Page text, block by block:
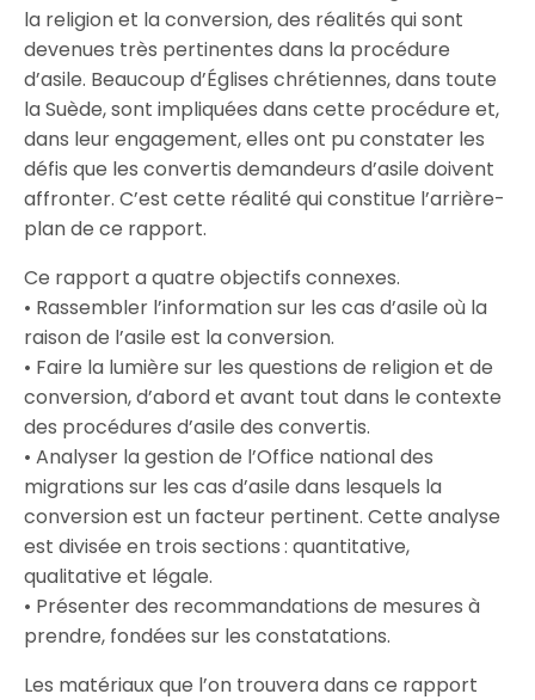
la religion et la conversion, des réalités qui sont
devenues très pertinentes dans la procédure
d’asile. Beaucoup d’Églises chrétiennes, dans toute
la Suède, sont impliquées dans cette procédure et,
dans leur engagement, elles ont pu constater les
défis que les convertis demandeurs d’asile doivent
affronter. C’est cette réalité qui constitue l’arrière-
plan de ce rapport.
Ce rapport a quatre objectifs connexes.
• Rassembler l’information sur les cas d’asile où la
raison de l’asile est la conversion.
• Faire la lumière sur les questions de religion et de
conversion, d’abord et avant tout dans le contexte
des procédures d’asile des convertis.
• Analyser la gestion de l’Office national des
migrations sur les cas d’asile dans lesquels la
conversion est un facteur pertinent. Cette analyse
est divisée en trois sections : quantitative,
qualitative et légale.
• Présenter des recommandations de mesures à
prendre, fondées sur les constatations.
Les matériaux que l’on trouvera dans ce rapport